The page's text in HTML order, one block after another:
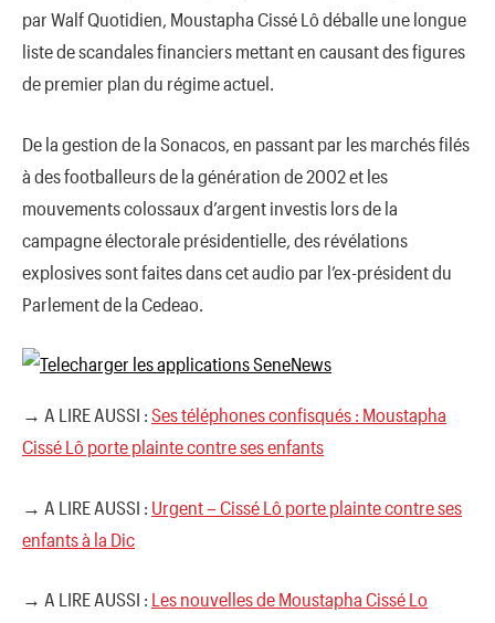
par Walf Quotidien, Moustapha Cissé Lô déballe une longue
liste de scandales financiers mettant en causant des figures
de premier plan du régime actuel.
De la gestion de la Sonacos, en passant par les marchés filés
à des footballeurs de la génération de 2002 et les
mouvements colossaux d’argent investis lors de la
campagne électorale présidentielle, des révélations
explosives sont faites dans cet audio par l’ex-président du
Parlement de la Cedeao.
→ A LIRE AUSSI : Ses téléphones confisqués : Moustapha
Cissé Lô porte plainte contre ses enfants
→ A LIRE AUSSI : Urgent – Cissé Lô porte plainte contre ses
enfants à la Dic
→ A LIRE AUSSI : Les nouvelles de Moustapha Cissé Lo